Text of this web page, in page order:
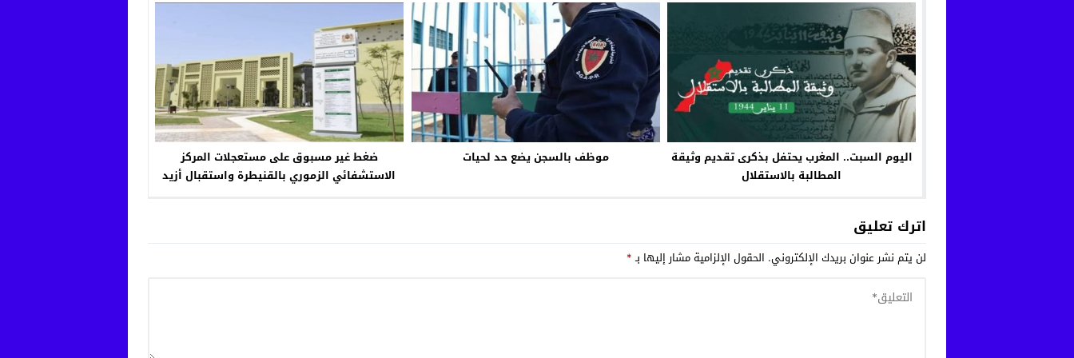
اليوم السبت.. المغرب يحتفل بذكرى تقديم وثيقة
المطالبة بالاستقلال
موظف بالسجن يضع حد لحيات
ضغط غير مسبوق على مستعجلات المركز
الاستشفائي الزموري بالقنيطرة واستقبال أزيد
اترك تعليق
لن يتم نشر عنوان بريدك الإلكتروني. الحقول الإلزامية مشار إليها بـ*